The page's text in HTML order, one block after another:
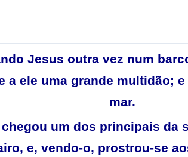
Jesus outra vez num
a ele uma grande multidão;
mar.
um dos principais da
e, vendo-o, prostrou-se